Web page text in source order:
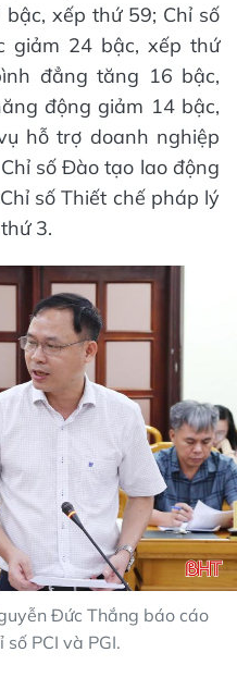
xếp thứ 59; Chỉ số
giảm 24 bậc, xếp thứ
đẳng tăng 16 bậc,
động giảm 14 bậc,
hỗ trợ doanh nghiệp
số Đào tạo lao động
số Thiết chế pháp lý
3.
Đức Thắng báo cáo
PCI và PGI.